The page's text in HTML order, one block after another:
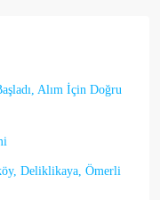
Alım İçin Doğru
Deliklikaya, Ömerli